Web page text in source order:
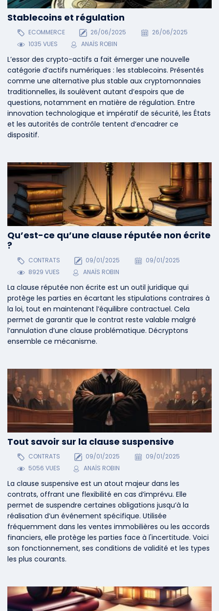
Stablecoins et régulation
ECOMMERCE 26/06/2025
26/06/2025
1035 VUES
ANAÏS ROBIN
L’essor des crypto-actifs a fait émerger une nouvelle
catégorie d’actifs numériques : les stablecoins. Présentés
comme une alternative plus stable aux cryptomonnaies
traditionnelles, ils soulèvent autant d’espoirs que de
questions, notamment en matière de régulation. Entre
innovation technologique et impératif de sécurité, les États
et les autorités de contrôle tentent d’encadrer ce
dispositif.
Tout savoir sur la clause suspensive
CONTRATS 09/01/2025
09/01/2025
5056 VUES
ANAÏS ROBIN
La clause suspensive est un atout majeur dans les
contrats, offrant une flexibilité en cas d’imprévu. Elle
permet de suspendre certaines obligations jusqu’à la
réalisation d’un événement spécifique. Utilisée
fréquemment dans les ventes immobilières ou les accords
financiers, elle protège les parties face à l'incertitude. Voici
son fonctionnement, ses conditions de validité et les types
les plus courants.
Qu’est-ce qu’une clause réputée non écrite
?
CONTRATS 09/01/2025
09/01/2025
8929 VUES
ANAÏS ROBIN
La clause réputée non écrite est un outil juridique qui
protège les parties en écartant les stipulations contraires à
la loi, tout en maintenant l’équilibre contractuel. Cela
permet de garantir que le contrat reste valable malgré
l’annulation d’une clause problématique. Décryptons
ensemble ce mécanisme.